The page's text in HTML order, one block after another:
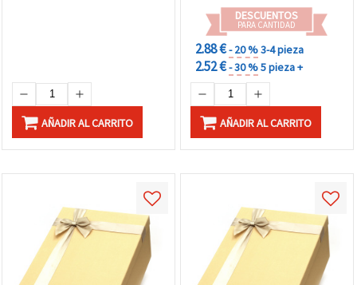
AÑADIR AL CARRITO
DESCUENTOS
PARA CANTIDAD
2.88 €- 20 %3-4 pieza
2.52 €- 30 %5 pieza +
AÑADIR AL CARRITO